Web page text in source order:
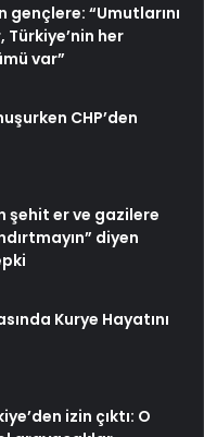
gençlere: “Umutlarını
her
var”
CHP’den
şehit er ve gazilere
diyen
Kurye Hayatını
izin çıktı: O